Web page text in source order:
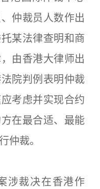
仲裁员人数作出
某法律查明和商
由香港大律师出
院判例表明仲裁
考虑并实现合约
在最合适、最能
仲裁。
裁决在香港作